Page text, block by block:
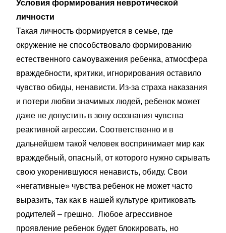
Условия формирования невротической
личности
Такая личность формируется в семье, где
окружение не способствовало формированию
естественного самоуважения ребенка, атмосфера
враждебности, критики, игнорирования оставило
чувство обиды, ненависти. Из-за страха наказания
и потери любви значимых людей, ребенок может
даже не допустить в зону осознания чувства
реактивной агрессии. Соответственно и в
дальнейшем такой человек воспринимает мир как
враждебный, опасный, от которого нужно скрывать
свою укоренившуюся ненависть, обиду. Свои
«негативные» чувства ребенок не может часто
выразить, так как в нашей культуре критиковать
родителей – грешно. Любое агрессивное
проявление ребенок будет блокировать, но